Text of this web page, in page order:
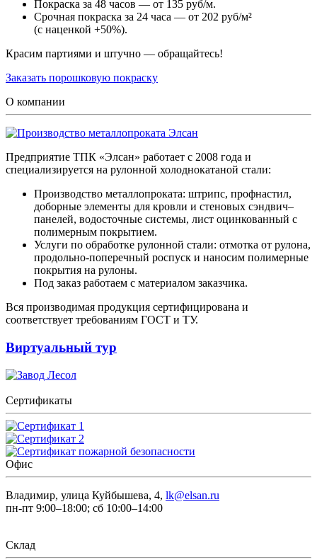
Покраска за 48 часов — от 135 руб/м.
Срочная покраска за 24 часа — от 202 руб/м²
(с наценкой +50%).
Красим партиями и штучно — обращайтесь!
Заказать порошковую покраску
О компании
Предприятие ТПК «Элсан» работает с 2008 года и
специализируется на рулонной холоднокатаной стали:
Производство металлопроката: штрипс, профнастил,
доборные элементы для кровли и стеновых сэндвич–
панелей, водосточные системы, лист оцинкованный с
полимерным покрытием.
Услуги по обработке рулонной стали: отмотка от рулона,
продольно-поперечный роспуск и наносим полимерные
покрытия на рулоны.
Под заказ работаем с материалом заказчика.
Вся производимая продукция сертифицирована и
соответствует требованиям ГОСТ и ТУ.
Виртуальный тур
Сертификаты
Офис
Владимир, улица Куйбышева, 4, lk@elsan.ru
пн-пт 9:00–18:00; сб 10:00–14:00
Склад